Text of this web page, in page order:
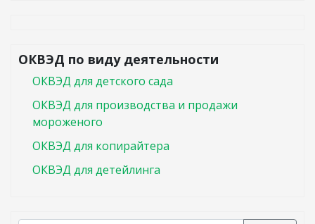
ОКВЭД по виду деятельности
ОКВЭД для детского сада
ОКВЭД для производства и продажи
мороженого
ОКВЭД для копирайтера
ОКВЭД для детейлинга